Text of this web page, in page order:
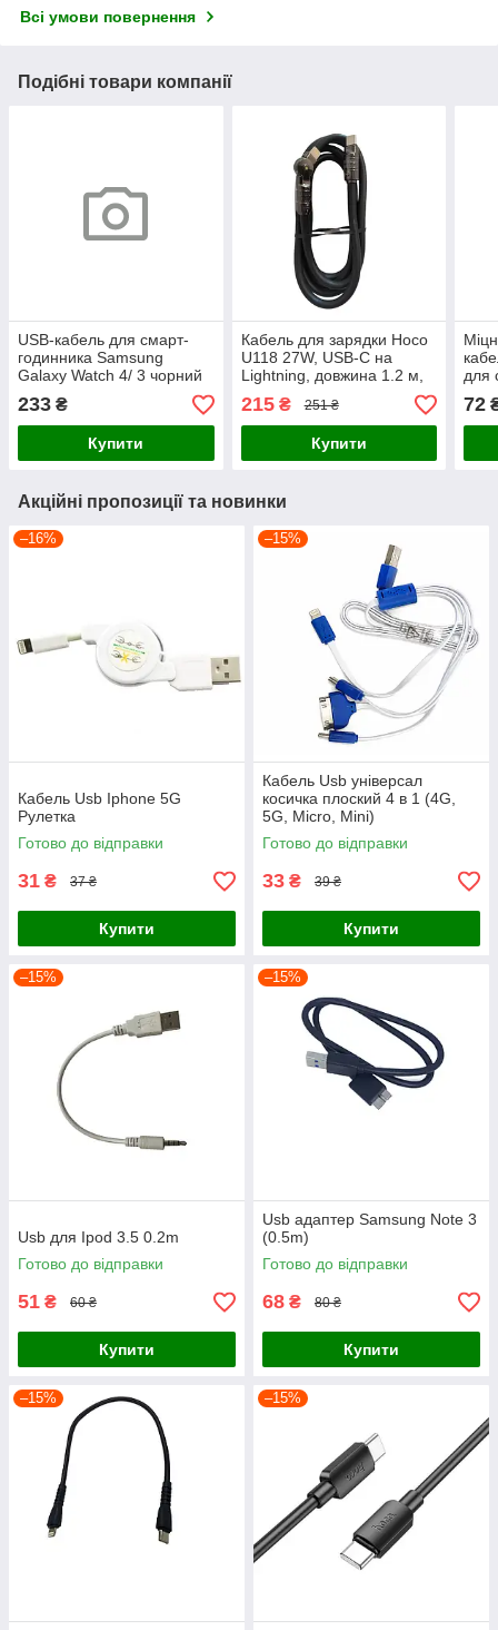
Всі умови повернення
Подібні товари компанії
USB-кабель для смарт-
годинника Samsung
Galaxy Watch 4/ 3 чорний
233 ₴
Купити
Кабель для зарядки Hoco
U118 27W, USB-C на
Lightning, довжина 1.2 м,
215₴ 251 ₴
Купити
для
72
Акційні пропозиції та новинки
–16%
Кабель Usb Iphone 5G
Рулетка
Готово до відправки
31 ₴ 37 ₴
Купити
–15%
Кабель Usb універсал
косичка плоский 4 в 1 (4G,
5G, Micro, Mini)
Готово до відправки
33 ₴ 39 ₴
Купити
–15%
Usb для Ipod 3.5 0.2m
Готово до відправки
51 ₴ 60 ₴
Купити
–15%
Usb адаптер Samsung Note 3
(0.5m)
Готово до відправки
68 ₴ 80 ₴
Купити
–15% –15%